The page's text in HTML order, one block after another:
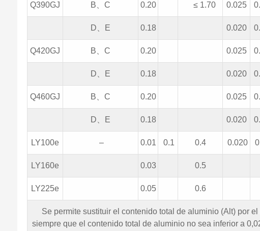
Q390GJ B、C 0.20 ≤ 1.70 0.025
D、E 0.18 0.020
Q420GJ B、C 0.20 0.025
D、E 0.18 0.020
Q460GJ B、C 0.20 0.025
D、E 0.18 0.020
LY100e – 0.01 0.1 0.4 0.020
LY160e 0.03 0.5
LY225e 0.05 0.6
Se permite sustituir el contenido total de aluminio (Alt) por
siempre que el contenido total de aluminio no sea inferior a